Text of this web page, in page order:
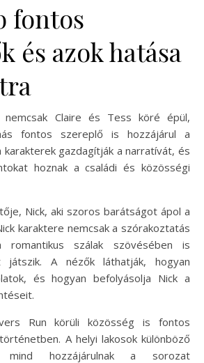
fontos
és azok hatása
nemcsak Claire és Tess köré épül,
fontos szereplő is hozzájárul a
gazdagítják a narratívát, és
hoznak a családi és közösségi
Nick, aki szoros barátságot ápol a
karaktere nemcsak a szórakoztatás
romantikus szálak szövésében is
játszik. A nézők láthatják, hogyan
és hogyan befolyásolja Nick a
Run körüli közösség is fontos
A helyi lakosok különböző
mind hozzájárulnak a sorozat